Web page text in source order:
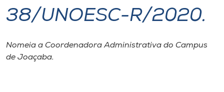
I.nova
Diplomados
38/UNOESC-R/2020.
Nomeia a Coordenadora Administrativa do Campus
de Joaçaba.